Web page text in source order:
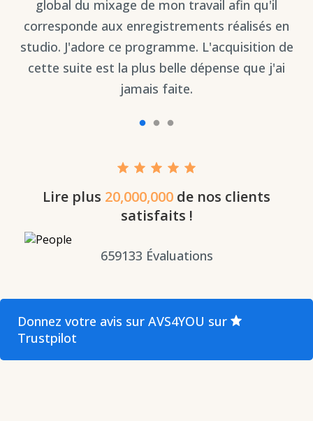
global du mixage de mon travail afin qu'il
corresponde aux enregistrements réalisés en
studio. J'adore ce programme. L'acquisition de
cette suite est la plus belle dépense que j'ai
jamais faite.
Lire plus 20,000,000 de nos clients
satisfaits !
659133 Évaluations
Donnez votre avis sur AVS4YOU sur
Trustpilot